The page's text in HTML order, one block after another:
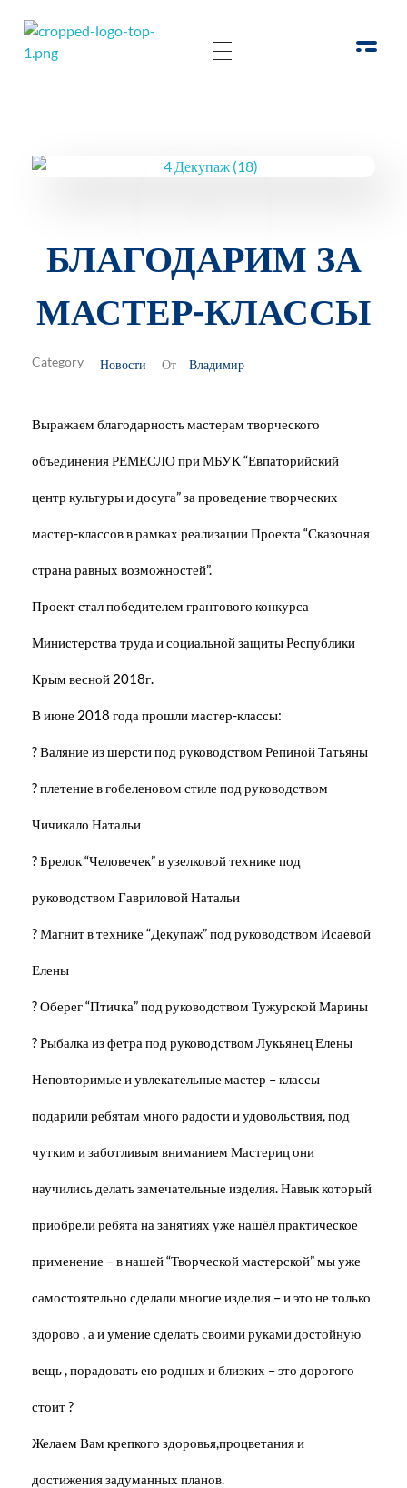
БЛАГОДАРИМ ЗА
МАСТЕР-КЛАССЫ
От Владимир
Новости
Выражаем благодарность мастерам творческого
объединения РЕМЕСЛО при МБУК “Евпаторийский
центр культуры и досуга” за проведение творческих
мастер-классов в рамках реализации Проекта “Сказочная
страна равных возможностей”.
Проект стал победителем грантового конкурса
Министерства труда и социальной защиты Республики
Крым весной 2018г.
В июне 2018 года прошли мастер-классы:
? Валяние из шерсти под руководством Репиной Татьяны
? плетение в гобеленовом стиле под руководством
Чичикало Натальи
? Брелок “Человечек” в узелковой технике под
руководством Гавриловой Натальи
? Магнит в технике “Декупаж” под руководством Исаевой
Елены
? Оберег “Птичка” под руководством Тужурской Марины
? Рыбалка из фетра под руководством Лукьянец Елены
Неповторимые и увлекательные мастер – классы
подарили ребятам много радости и удовольствия, под
чутким и заботливым вниманием Мастериц они
научились делать замечательные изделия. Навык который
приобрели ребята на занятиях уже нашёл практическое
применение – в нашей “Творческой мастерской” мы уже
самостоятельно сделали многие изделия – и это не только
здорово , а и умение сделать своими руками достойную
вещь , порадовать ею родных и близких – это дорогого
стоит ?
Желаем Вам крепкого здоровья,процветания и
достижения задуманных планов.